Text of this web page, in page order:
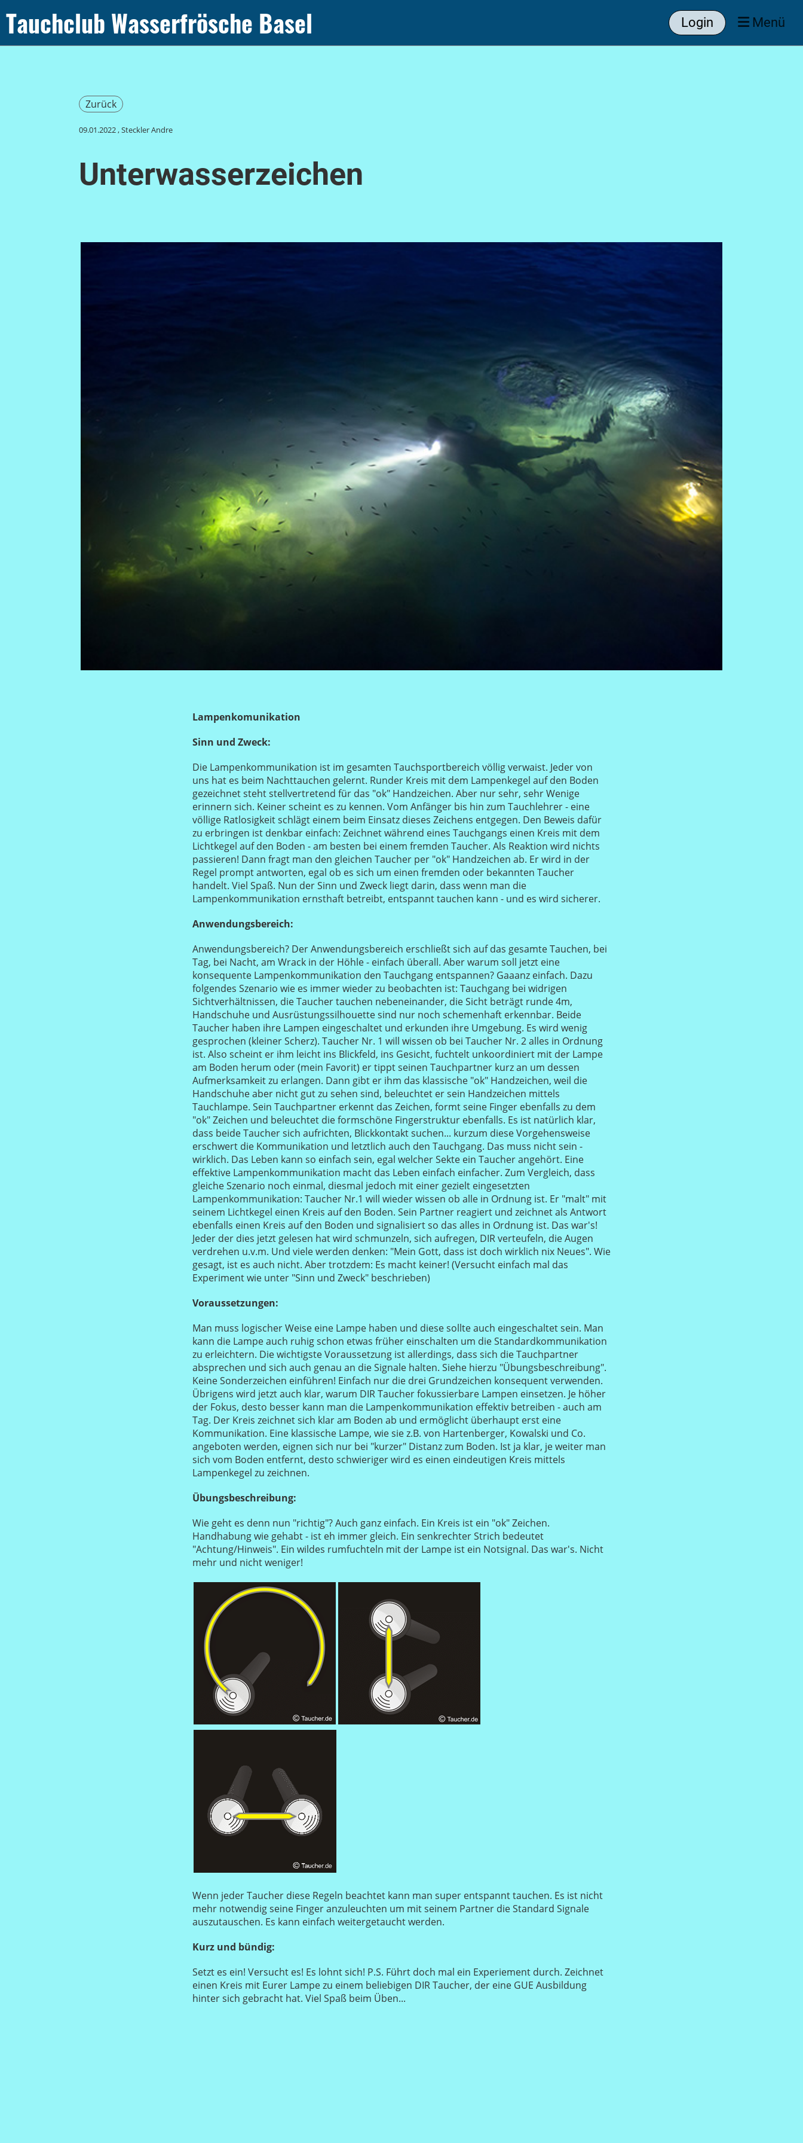
Tauchclub Wasserfrösche Basel Login Menü
Zurück
09.01.2022, Steckler Andre
Unterwasserzeichen
Lampenkomunikation
Sinn und Zweck:
Die Lampenkommunikation ist im gesamten Tauchsportbereich völlig verwaist. Jeder von
uns hat es beim Nachttauchen gelernt. Runder Kreis mit dem Lampenkegel auf den Boden
gezeichnet steht stellvertretend für das "ok" Handzeichen. Aber nur sehr, sehr Wenige
erinnern sich. Keiner scheint es zu kennen. Vom Anfänger bis hin zum Tauchlehrer - eine
völlige Ratlosigkeit schlägt einem beim Einsatz dieses Zeichens entgegen. Den Beweis dafür
zu erbringen ist denkbar einfach: Zeichnet während eines Tauchgangs einen Kreis mit dem
Lichtkegel auf den Boden - am besten bei einem fremden Taucher. Als Reaktion wird nichts
passieren! Dann fragt man den gleichen Taucher per "ok" Handzeichen ab. Er wird in der
Regel prompt antworten, egal ob es sich um einen fremden oder bekannten Taucher
handelt. Viel Spaß. Nun der Sinn und Zweck liegt darin, dass wenn man die
Lampenkommunikation ernsthaft betreibt, entspannt tauchen kann - und es wird sicherer.
Anwendungsbereich:
Anwendungsbereich? Der Anwendungsbereich erschließt sich auf das gesamte Tauchen, bei
Tag, bei Nacht, am Wrack in der Höhle - einfach überall. Aber warum soll jetzt eine
konsequente Lampenkommunikation den Tauchgang entspannen? Gaaanz einfach. Dazu
folgendes Szenario wie es immer wieder zu beobachten ist: Tauchgang bei widrigen
Sichtverhältnissen, die Taucher tauchen nebeneinander, die Sicht beträgt runde 4m,
Handschuhe und Ausrüstungssilhouette sind nur noch schemenhaft erkennbar. Beide
Taucher haben ihre Lampen eingeschaltet und erkunden ihre Umgebung. Es wird wenig
gesprochen (kleiner Scherz). Taucher Nr. 1 will wissen ob bei Taucher Nr. 2 alles in Ordnung
ist. Also scheint er ihm leicht ins Blickfeld, ins Gesicht, fuchtelt unkoordiniert mit der Lampe
am Boden herum oder (mein Favorit) er tippt seinen Tauchpartner kurz an um dessen
Aufmerksamkeit zu erlangen. Dann gibt er ihm das klassische "ok" Handzeichen, weil die
Handschuhe aber nicht gut zu sehen sind, beleuchtet er sein Handzeichen mittels
Tauchlampe. Sein Tauchpartner erkennt das Zeichen, formt seine Finger ebenfalls zu dem
"ok" Zeichen und beleuchtet die formschöne Fingerstruktur ebenfalls. Es ist natürlich klar,
dass beide Taucher sich aufrichten, Blickkontakt suchen... kurzum diese Vorgehensweise
erschwert die Kommunikation und letztlich auch den Tauchgang. Das muss nicht sein -
wirklich. Das Leben kann so einfach sein, egal welcher Sekte ein Taucher angehört. Eine
effektive Lampenkommunikation macht das Leben einfach einfacher. Zum Vergleich, dass
gleiche Szenario noch einmal, diesmal jedoch mit einer gezielt eingesetzten
Lampenkommunikation: Taucher Nr.1 will wieder wissen ob alle in Ordnung ist. Er "malt" mit
seinem Lichtkegel einen Kreis auf den Boden. Sein Partner reagiert und zeichnet als Antwort
ebenfalls einen Kreis auf den Boden und signalisiert so das alles in Ordnung ist. Das war's!
Jeder der dies jetzt gelesen hat wird schmunzeln, sich aufregen, DIR verteufeln, die Augen
verdrehen u.v.m. Und viele werden denken: "Mein Gott, dass ist doch wirklich nix Neues". Wie
gesagt, ist es auch nicht. Aber trotzdem: Es macht keiner! (Versucht einfach mal das
Experiment wie unter "Sinn und Zweck" beschrieben)
Voraussetzungen:
Man muss logischer Weise eine Lampe haben und diese sollte auch eingeschaltet sein. Man
kann die Lampe auch ruhig schon etwas früher einschalten um die Standardkommunikation
zu erleichtern. Die wichtigste Voraussetzung ist allerdings, dass sich die Tauchpartner
absprechen und sich auch genau an die Signale halten. Siehe hierzu "Übungsbeschreibung".
Keine Sonderzeichen einführen! Einfach nur die drei Grundzeichen konsequent verwenden.
Übrigens wird jetzt auch klar, warum DIR Taucher fokussierbare Lampen einsetzen. Je höher
der Fokus, desto besser kann man die Lampenkommunikation effektiv betreiben - auch am
Tag. Der Kreis zeichnet sich klar am Boden ab und ermöglicht überhaupt erst eine
Kommunikation. Eine klassische Lampe, wie sie z.B. von Hartenberger, Kowalski und Co.
angeboten werden, eignen sich nur bei "kurzer" Distanz zum Boden. Ist ja klar, je weiter man
sich vom Boden entfernt, desto schwieriger wird es einen eindeutigen Kreis mittels
Lampenkegel zu zeichnen.
Übungsbeschreibung:
Wie geht es denn nun "richtig"? Auch ganz einfach. Ein Kreis ist ein "ok" Zeichen.
Handhabung wie gehabt - ist eh immer gleich. Ein senkrechter Strich bedeutet
"Achtung/Hinweis". Ein wildes rumfuchteln mit der Lampe ist ein Notsignal. Das war's. Nicht
mehr und nicht weniger!
Wenn jeder Taucher diese Regeln beachtet kann man super entspannt tauchen. Es ist nicht
mehr notwendig seine Finger anzuleuchten um mit seinem Partner die Standard Signale
auszutauschen. Es kann einfach weitergetaucht werden.
Kurz und bündig:
Setzt es ein! Versucht es! Es lohnt sich! P.S. Führt doch mal ein Experiement durch. Zeichnet
einen Kreis mit Eurer Lampe zu einem beliebigen DIR Taucher, der eine GUE Ausbildung
hinter sich gebracht hat. Viel Spaß beim Üben...